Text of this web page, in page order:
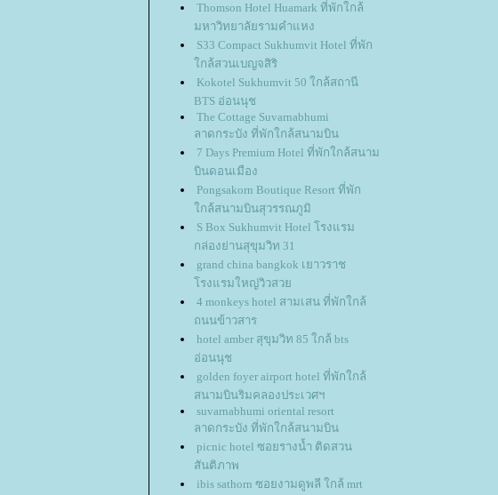
Thomson Hotel Huamark ที่พักใกล้
มหาวิทยาลัยรามคำแหง
S33 Compact Sukhumvit Hotel ที่พัก
กล้สวนเบญจสิริ
Kokotel Sukhumvit 50 ใกล้สถานี
BTS อ่อนนุช
The Cottage Suvarnabhumi
ลาดกระบัง ที่พักใกล้สนามบิน
7 Days Premium Hotel ที่พักใกล้สนาม
บินดอนเมือง
Pongsakorn Boutique Resort ที่พัก
กล้สนามบินสุวรรณภูมิ
S Box Sukhumvit Hotel โรงแรม
กล่องย่านสุขุมวิท 31
grand china bangkok เยาวราช
รงแรมใหญ่วิวสว
4 monkeys hotel สามเสน ที่พักใกล้
ถนนข้าวสาร
hotel amber สุขุมวิท 85 ใกล้ bts
อ่อนนุช
golden foyer airport hotel ที่พักใกล้
สนามบินริมคลองประเวศฯ
suvarnabhumi oriental resort
ลาดกระบัง ที่พักใกล้สนามบิน
picnic hotel ซอยรางน้ำ ติดสวน
สันติภาพ
ibis sathorn ซอยงามดูพลี ใกล้ mrt